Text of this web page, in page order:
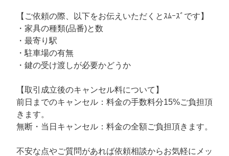
【ご依頼の際、以下をお伝えいただくとｽﾑｰｽﾞです】
・家具の種類(品番)と数
・最寄り駅
・駐車場の有無
・鍵の受け渡しが必要かどうか
【取引成立後のキャンセル料について】
前日までのキャンセル：料金の手数料分15%ご負担頂
きます。
無断・当日キャンセル：料金の全額ご負担頂きます。
不安な点やご質問があれば依頼相談からお気軽にメッ